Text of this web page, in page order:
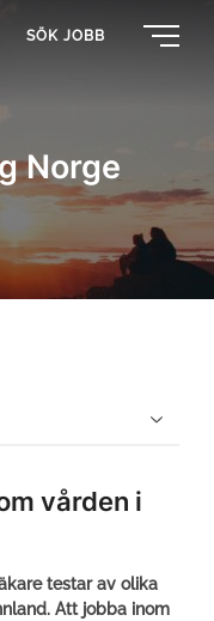
SÖK JOBB
Norge
vården i
testar av olika
Att jobba inom